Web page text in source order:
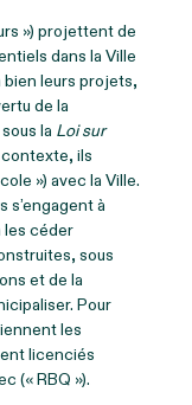
») projettent de
dans la Ville
bien leurs projets,
de la
la Loi sur
ils
») avec la Ville.
à
les céder
sous
et de la
Pour
les
licenciés
(« RBQ »).